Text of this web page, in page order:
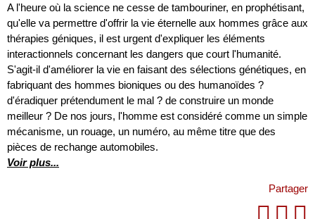
A l'heure où la science ne cesse de tambouriner, en prophétisant,
qu'elle va permettre d'offrir la vie éternelle aux hommes grâce aux
thérapies géniques, il est urgent d'expliquer les éléments
interactionnels concernant les dangers que court l'humanité.
S'agit-il d'améliorer la vie en faisant des sélections génétiques, en
fabriquant des hommes bioniques ou des humanoïdes ?
d'éradiquer prétendument le mal ? de construire un monde
meilleur ? De nos jours, l'homme est considéré comme un simple
mécanisme, un rouage, un numéro, au même titre que des
pièces de rechange automobiles.
Voir plus...
Partager